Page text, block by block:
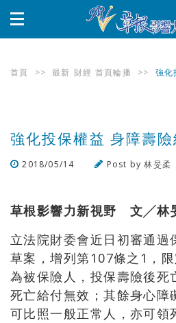
首頁 >> 最新 財經 首頁輪播 >> 強化
強化投保權益 身障壽
2018/05/14 Post by林旻柔
草根影響力新視野 文╱林
立法院財委會近日初審通過
草案，增列第107條之1，限
為被保險人，投保壽險後死
死亡給付無效；其餘身心障
可比照一般正常人，亦可領